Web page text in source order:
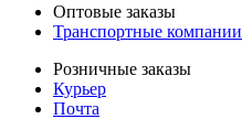
Оптовые заказы
Транспортные компании
Розничные заказы
Курьер
Почта